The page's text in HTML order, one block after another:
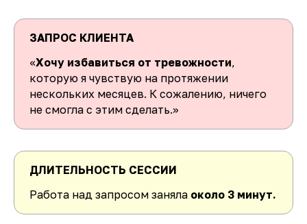
ЗАПРОС КЛИЕНТА
«Хочу избавиться от тревожности,
которую я чувствую на протяжении
нескольких месяцев. К сожалению, ничего
не смогла с этим сделать.»
ДЛИТЕЛЬНОСТЬ СЕССИИ
Работа над запросом заняла около 3 минут.